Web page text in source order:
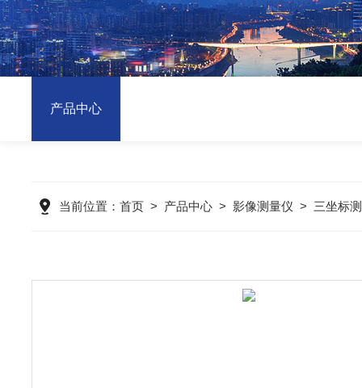
产品中心
当前位置： 首页 > 产品中心 > 影像测量仪 > 三坐标